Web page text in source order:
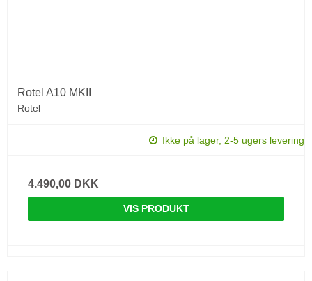
Rotel A10 MKII
Rotel
Ikke på lager, 2-5 ugers levering
4.490,00 DKK
VIS PRODUKT